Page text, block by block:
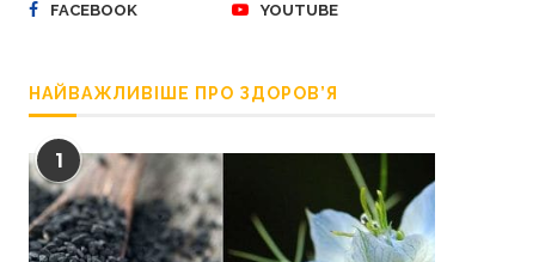
FACEBOOK YOUTUBE
НАЙВАЖЛИВІШЕ ПРО ЗДОРОВ’Я
1